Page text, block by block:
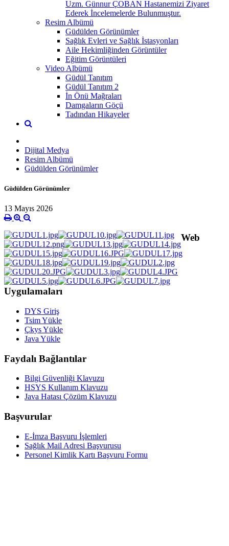
Uzm. Günnur ÇOBAN Hastanemizi Ziyaret
Ederek İncelemelerde Bulunmuştur.
Resim Albümü
Güdülden Görünümler
Sağlık Evleri ve Sağlık İstasyonları
Aile Hekimliğinden Görüntüler
Eğitim Görüntüleri
Video Albümü
Güdül Tanıtım
Güdül Tanıtım 2
İn Önü Mağraları
Damgaların Göçü
Tadından Hikayeler
Dijital Medya
Resim Albümü
Güdülden Görünümler
Güdülden Görünümler
13 Mayıs 2026
Web
Uygulamaları
DYS Giriş
Tsim Yükle
Çkys Yükle
Java Yükle
Faydalı Bağlantılar
Bilgi Güvenliği Klavuzu
HSYS Kullanım Klavuzu
Java Hatası Çözüm Klavuzu
Başvurular
E-İmza Başvuru İşlemleri
Sağlık Mail Adresi Başvurusu
Personel Kimlik Kartı Başvuru Formu